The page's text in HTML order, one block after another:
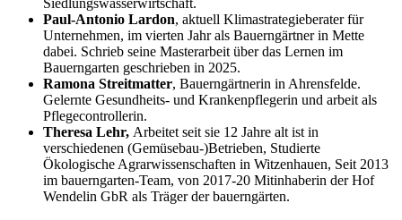
Paul-Antonio Lardon, aktuell Klimastrategieberater für
Unternehmen, im vierten Jahr als Bauerngärtner in Mette
dabei. Schrieb seine Masterarbeit über das Lernen im
Bauerngarten geschrieben in 2025.
Ramona Streitmatter, Bauerngärtnerin in Ahrensfelde.
Gelernte Gesundheits- und Krankenpflegerin und arbeit als
Pflegecontrollerin.
Theresa Lehr, Arbeitet seit sie 12 Jahre alt ist in
verschiedenen (Gemüsebau-)Betrieben, Studierte
Ökologische Agrarwissenschaften in Witzenhauen, Seit 2013
im bauerngarten-Team, von 2017-20 Mitinhaberin der Hof
Wendelin GbR als Träger der bauerngärten.